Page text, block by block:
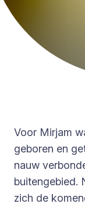
Voor Mirjam
geboren en
nauw
buitengebied.
zich de